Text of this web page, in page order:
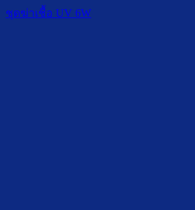
ชุดฆ่าเชื้อ UV 6W